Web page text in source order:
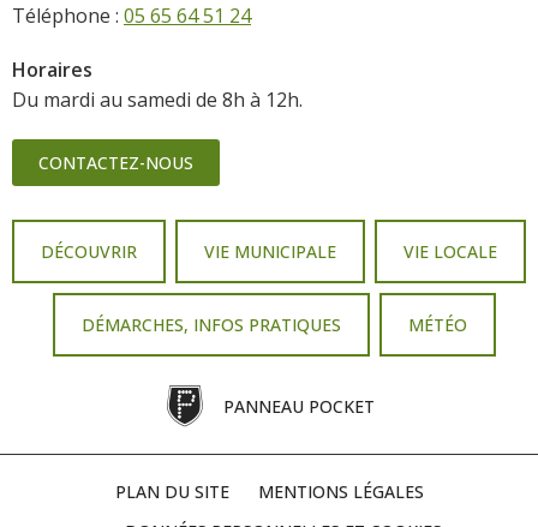
Téléphone : 05 65 64 51 24
Horaires
Du mardi au samedi de 8h à 12h.
CONTACTEZ-NOUS
DÉCOUVRIR VIE MUNICIPALE VIE LOCALE
DÉMARCHES, INFOS PRATIQUES MÉTÉO
PANNEAU POCKET
PLAN DU SITE
MENTIONS LÉGALES